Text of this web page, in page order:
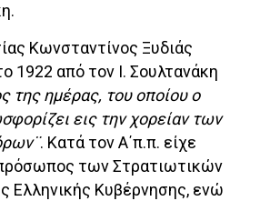
Κωνσταντίνος Ξυδιάς
1922 από τον Ι. Σουλτανάκη
της ημέρας, του οποίου ο
εις την χορείαν των
. Κατά τον Α΄π.π. είχε
των Στρατιωτικών
Ελληνικής Κυβέρνησης, ενώ